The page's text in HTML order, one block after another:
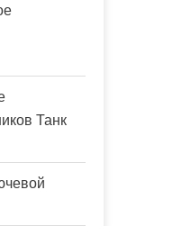
Танк